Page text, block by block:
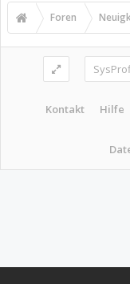
Foren
Kontakt Hilfe